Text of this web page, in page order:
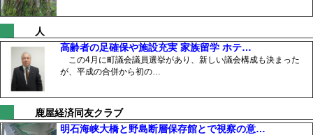
人
高齢者の足確保や施設充実 家族留学 ホテ…
この4月に町議会議員選挙があり、新しい議会構成も決まった
が、平成の合併から初の…
鹿屋経済同友クラブ
明石海峡大橋と野島断層保存館とで視察の意…